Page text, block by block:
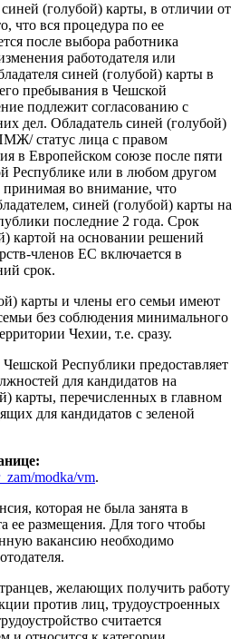
(голубой) карты, в отличии от
что вся процедура по ее
после выбора работника
работодателя или
синей (голубой) карты в
пребывания в Чешской
подлежит согласованию с
дел. Обладатель синей (голубой)
статус лица с правом
в Европейском союзе после пяти
Республике или в любом другом
принимая во внимание, что
синей (голубой) карты на
последние 2 года. Срок
картой на основании решений
членов ЕС включается в
срок.
карты и члены его семьи имеют
без соблюдения минимального
Чехии, т.е. сразу.
Республики предоставляет
для кандидатов на
карты, перечисленных в главном
для кандидатов с зеленой
modka/vm.
которая не была занята в
ее размещения. Для того чтобы
вакансию необходимо
желающих получить работу
против лиц, трудоустроенных
считается